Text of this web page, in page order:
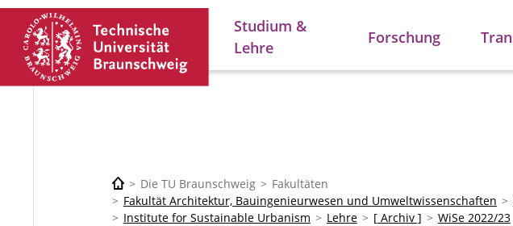
Studium &
Lehre
Forschung
Die TU Braunschweig
Fakultäten
Fakultät Architektur, Bauingenieurwesen und Umweltwissenschaften
Institute for Sustainable Urbanism
Lehre [ Archiv ]
WiSe 2022/23